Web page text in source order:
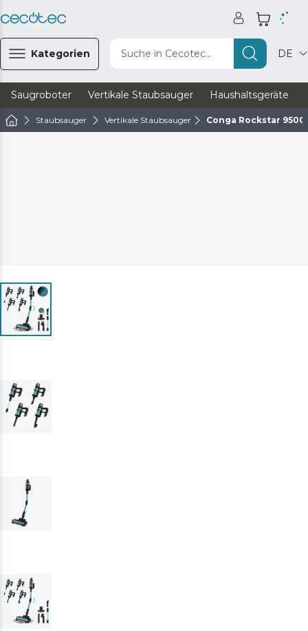
Kategorien Suche in Cecotec... DE
Saugroboter Vertikale Staubsauger Haushaltsgeräte
Staubsauger Vertikale Staubsauger Conga Rockstar